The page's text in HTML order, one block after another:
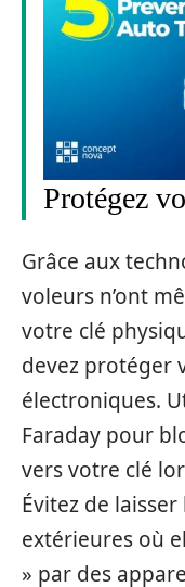
Protégez
Grâce aux
voleurs n’ont
votre clé
devez protéger
électroniques.
Faraday pour
vers votre clé
Évitez de
extérieures où
» par des